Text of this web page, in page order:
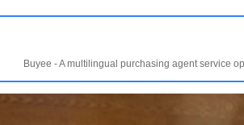
Buyee - A multilingual purchasing agent service